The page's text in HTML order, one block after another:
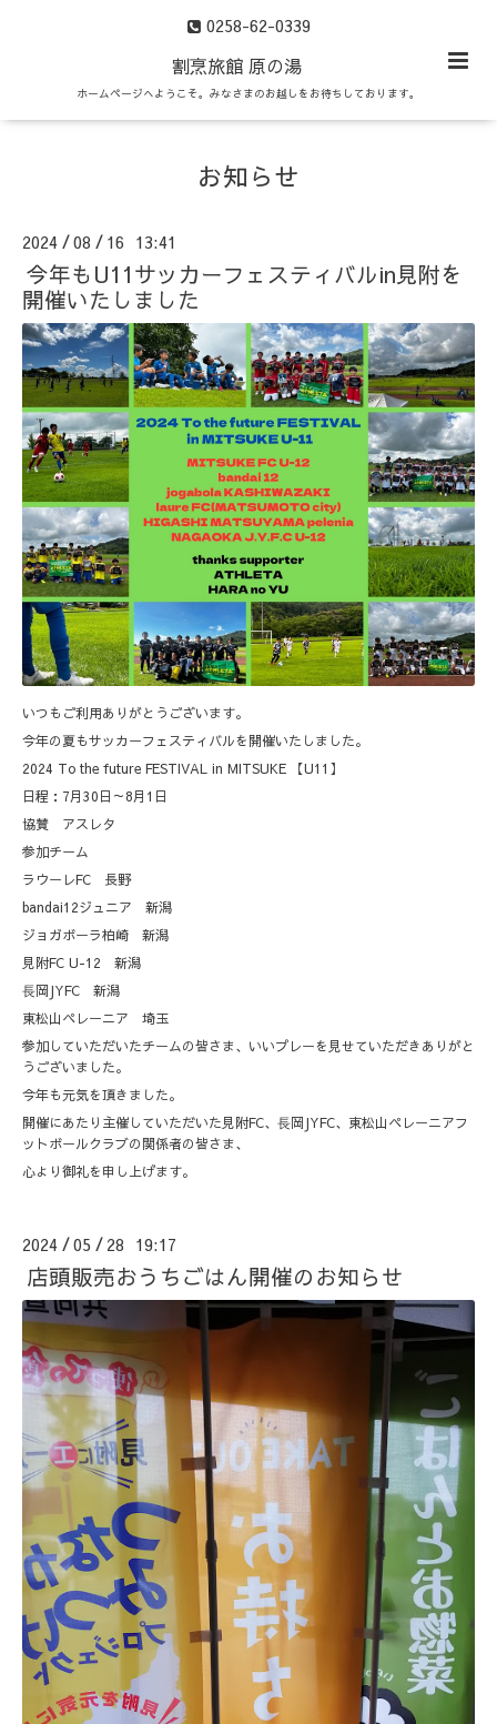
0258-62-0339
割烹旅館 原の湯
ホームページへようこそ。みなさまのお越しをお待ちしております。
お知らせ
2024 /08 / 16 13:41
今年もU11サッカーフェスティバルin見附を
開催いたしました
いつもご利用ありがとうございます。
今年の夏もサッカーフェスティバルを開催いたしました。
2024 To the future FESTIVAL in MITSUKE 【U11】
日程：7月30日～8月1日
協賛 アスレタ
参加チーム
ラウーレFC 長野
bandai12ジュニア 新潟
ジョガボーラ柏崎 新潟
見附FC U-12 新潟
⾧岡JYFC 新潟
東松山ペレーニア 埼玉
参加していただいたチームの皆さま、いいプレーを見せていただきありがと
うございました。
今年も元気を頂きました。
開催にあたり主催していただいた見附FC、⾧岡JYFC、東松山ペレーニアフ
ットボールクラブの関係者の皆さま、
心より御礼を申し上げます。
2024 /05 / 28 19:17
店頭販売おうちごはん開催のお知らせ